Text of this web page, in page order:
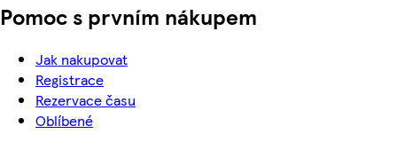
Pomoc s prvním nákupem
Jak nakupovat
Registrace
Rezervace času
Oblíbené